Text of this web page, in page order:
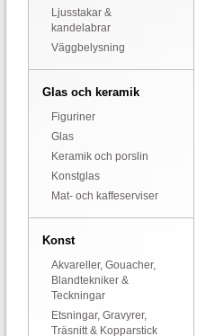
Ljusstakar &
kandelabrar
Väggbelysning
Glas och keramik
Figuriner
Glas
Keramik och porslin
Konstglas
Mat- och kaffeserviser
Konst
Akvareller, Gouacher,
Blandtekniker &
Teckningar
Etsningar, Gravyrer,
Träsnitt & Kopparstick